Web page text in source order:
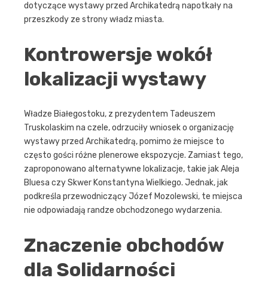
dotyczące wystawy przed Archikatedrą napotkały na
przeszkody ze strony władz miasta.
Kontrowersje wokół
lokalizacji wystawy
Władze Białegostoku, z prezydentem Tadeuszem
Truskolaskim na czele, odrzuciły wniosek o organizację
wystawy przed Archikatedrą, pomimo że miejsce to
często gości różne plenerowe ekspozycje. Zamiast tego,
zaproponowano alternatywne lokalizacje, takie jak Aleja
Bluesa czy Skwer Konstantyna Wielkiego. Jednak, jak
podkreśla przewodniczący Józef Mozolewski, te miejsca
nie odpowiadają randze obchodzonego wydarzenia.
Znaczenie obchodów
dla Solidarności